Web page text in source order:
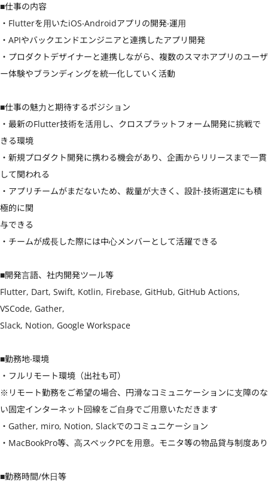
■仕事の内容
・Flutterを⽤いたiOS‧Androidアプリの開発‧運⽤
・APIやバックエンドエンジニアと連携したアプリ開発
・プロダクトデザイナーと連携しながら、複数のスマホアプリのユーザ
ー体験やブランディングを統⼀化していく活動
■仕事の魅⼒と期待するポジション
・最新のFlutter技術を活⽤し、クロスプラットフォーム開発に挑戦で
きる環境
・新規プロダクト開発に携わる機会があり、企画からリリースまで⼀貫
して関われる
・アプリチームがまだないため、裁量が⼤きく、設計‧技術選定にも積
極的に関
与できる
・チームが成⻑した際には中⼼メンバーとして活躍できる
■開発⾔語、社内開発ツール等
Flutter, Dart, Swift, Kotlin, Firebase, GitHub, GitHub Actions,
VSCode, Gather,
Slack, Notion, Google Workspace
■勤務地‧環境
・フルリモート環境（出社も可）
※リモート勤務をご希望の場合、円滑なコミュニケーションに⽀障のな
い固定インターネット回線をご⾃⾝でご⽤意いただきます
・Gather, miro, Notion, Slackでのコミュニケーション
・MacBookPro等、⾼スペックPCを⽤意。モニタ等の物品貸与制度あり
■勤務時間/休⽇等